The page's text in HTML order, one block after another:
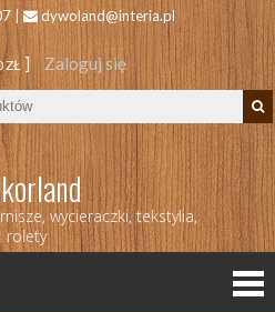
| dywoland@interia.pl
ZŁ ] Zaloguj się
wycieraczki, tekstylia,
rolety